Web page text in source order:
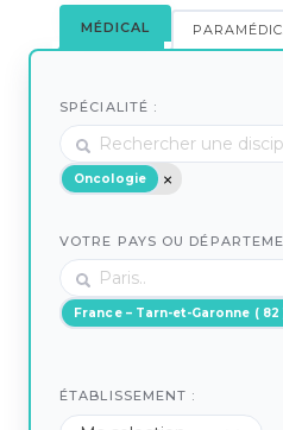
MÉDICAL
SPÉCIALITÉ :
Oncologie
VOTRE PAYS OU
France – Tarn-et-Garonne ( 82
ÉTABLISSEMENT :